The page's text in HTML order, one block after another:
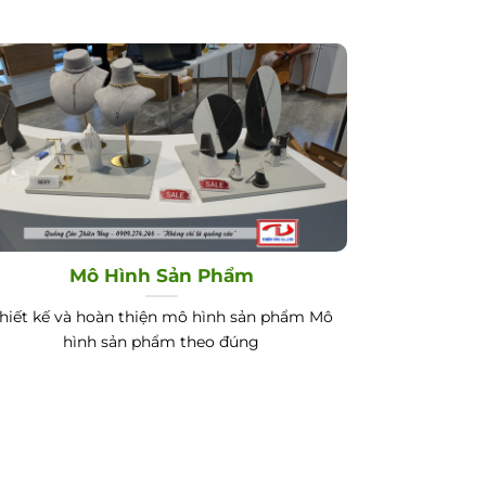
Mô Hình Sản Phẩm
kế và hoàn thiện mô hình sản phẩm Mô
hình sản phẩm theo đúng